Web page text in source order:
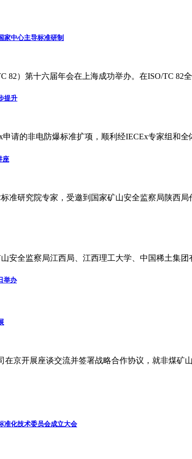
家中心主导标准研制
82）第十六届年会在上海成功举办。在ISO/TC
提升
请的非电防爆标准扩项，顺利经IECEx专家组和
座
准研究院专家，受邀到国家矿山安全监察局陕西
安全监察局江西局、江西理工大学、中国稀土集
举办
京开展座谈交流并签署战略合作协议，就非煤
准化技术委员会成立大会